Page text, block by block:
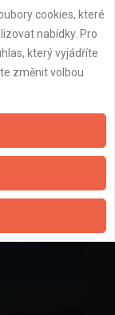
cookies, které
nabídky. Pro
který vyjádříte
změnit volbou